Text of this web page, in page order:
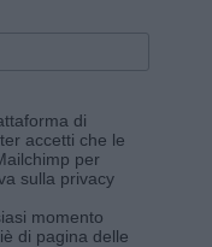
di
accetti che le
per
sulla privacy
momento
di pagina delle